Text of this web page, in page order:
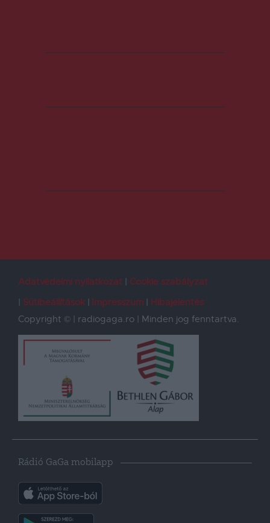
Adatvédelmi nyilatkozat
Cookie szabályzat
Sütibeállítások
Impresszum
Hibajelentés
Copyright © | radiogaga.ro | Minden jog fenntartva.
Rádió GaGa mobilapp